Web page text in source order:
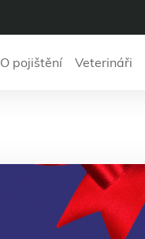
O pojištění Veterináři